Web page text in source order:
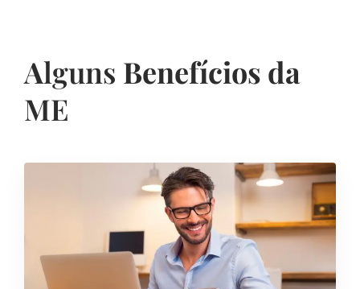
Alguns Benefícios da
ME